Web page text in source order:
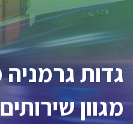
גדות
מגוון